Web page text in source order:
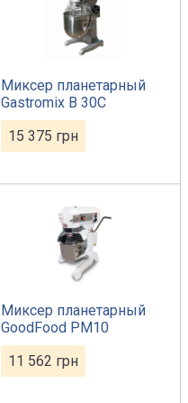
Миксер планетарный
Gastromix B 30С
15 375 грн
Миксер планетарный
GoodFood PM10
11 562 грн